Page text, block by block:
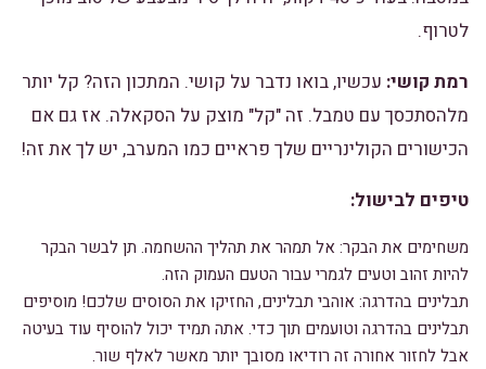
לטרוף.
רמת קושי: עכשיו, בואו נדבר על קושי. המתכון הזה? קל יותר
מלהסתכסך עם טמבל. זה "קל" מוצק על הסקאלה. אז גם אם
הכישורים הקולינריים שלך פראיים כמו המערב, יש לך את זה!
טיפים לבישול:
משחימים את הבקר: אל תמהר את תהליך ההשחמה. תן לבשר הבקר
להיות זהוב וטעים לגמרי עבור הטעם העמוק הזה.
תבלינים בהדרגה: אוהבי תבלינים, החזיקו את הסוסים שלכם! מוסיפים
תבלינים בהדרגה וטועמים תוך כדי. אתה תמיד יכול להוסיף עוד בעיטה
אבל לחזור אחורה זה רודיאו מסובך יותר מאשר לאלף שור.